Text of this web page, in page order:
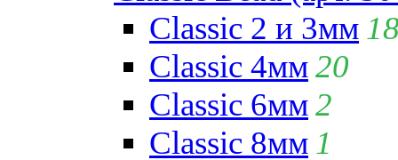
Classic 2 и 3мм
Classic 4мм20
Classic 6мм2
Classic 8мм 1